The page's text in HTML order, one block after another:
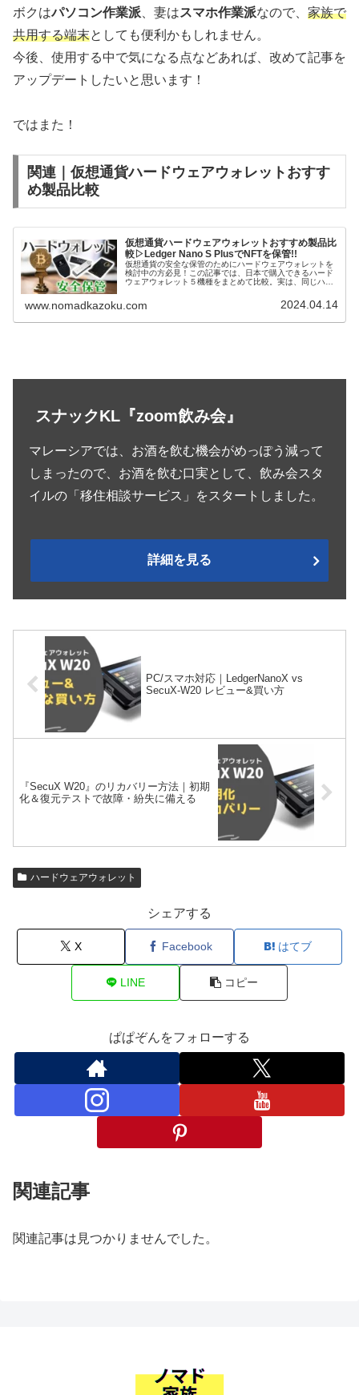
ボクはパソコン作業派 、妻はスマホ作業派なので、 家族で
共用する端末としても便利かもしれません。
今後、使用する中で気になる点などあれば、改めて記事を
アップデートしたいと思います！
ではまた！
関連｜仮想通貨ハードウェアウォレットおすす
め製品比較
仮想通貨ハードウェアウォレットおすすめ製品比
較▷Ledger Nano S PlusでNFTを保管!!
仮想通貨の安全な保管のためにハードウェアウォレットを
検討中の方必見！この記事では、日本で購入できるハード
ウェアウォレット５機種をまとめて比較。実は、同じハー
の記事を読めば、あなたに最適なウォレットが見つかりま
す！
www.nomadkazoku.com 2024.04.14
スナックKL『zoom飲み会』
マレーシアでは、お酒を飲む機会がめっぽう減って
しまったので、お酒を飲む口実として、飲み会スタ
イルの「移住相談サービス」をスタートしました。
詳細を見る
PC/スマホ対応｜LedgerNanoX vs
SecuX-W20 レビュー&買い方
『SecuX W20』のリカバリー方法｜初期
化＆復元テストで故障・紛失に備える
ハードウェアウォレット
シェアする
X Facebook はてブ
LINE コピー
ぱぱぞんをフォローする
関連記事
関連記事は見つかりませんでした。